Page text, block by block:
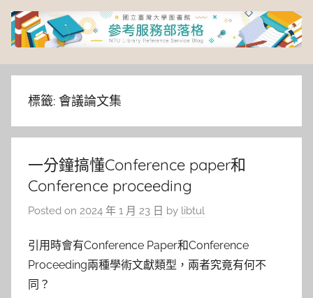
Skip
content
臺
灣
大
學
圖
書
館
標籤: 會議論文集
一分鐘搞懂Conference paper和
Conference proceeding
Posted on 2024 年 1 月 23 日 by libtul
引用時會有Conference Paper和Conference
Proceeding兩種學術文獻類型，兩者究竟有何不
同？